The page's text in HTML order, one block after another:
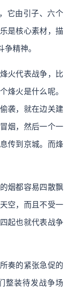
它由引子、六个
是核心素材，描
精神。
火代表战争，比
烽火是什么呢。
袭，就在边关建
烟，然后一个一
传到京城。而烽
烟都容易四散飘
空，而且不受一
起也就代表战争
奏的紧张急促的
整装待发战争场